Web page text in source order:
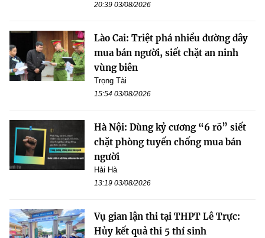
20:39 03/08/2026
Lào Cai: Triệt phá nhiều đường dây
mua bán người, siết chặt an ninh
vùng biên
Trọng Tài
15:54 03/08/2026
Hà Nội: Dùng kỷ cương “6 rõ” siết
chặt phòng tuyến chống mua bán
người
Hải Hà
13:19 03/08/2026
Vụ gian lận thi tại THPT Lê Trực:
Hủy kết quả thi 5 thí sinh